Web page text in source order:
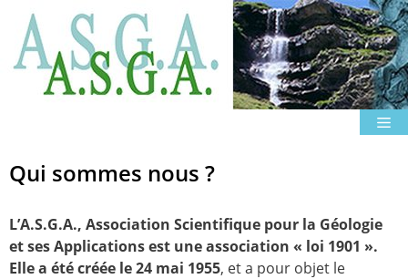
contenu
Qui sommes nous ?
L’A.S.G.A., Association Scientifique pour la Géologie
et ses Applications est une association « loi 1901 ».
Elle a été créée le 24 mai 1955, et a pour objet le